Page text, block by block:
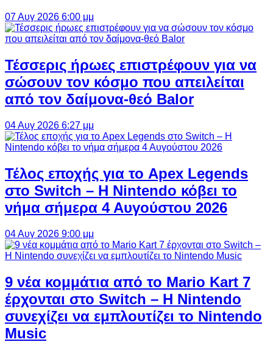
07 Αυγ 2026 6:00 μμ
Τέσσερις ήρωες επιστρέφουν για να
σώσουν τον κόσμο που απειλείται
από τον δαίμονα-θεό Balor
04 Αυγ 2026 6:27 μμ
Τέλος εποχής για το Apex Legends
στο Switch – Η Nintendo κόβει το
νήμα σήμερα 4 Αυγούστου 2026
04 Αυγ 2026 9:00 μμ
9 νέα κομμάτια από το Mario Kart 7
έρχονται στο Switch – Η Nintendo
συνεχίζει να εμπλουτίζει το Nintendo
Music